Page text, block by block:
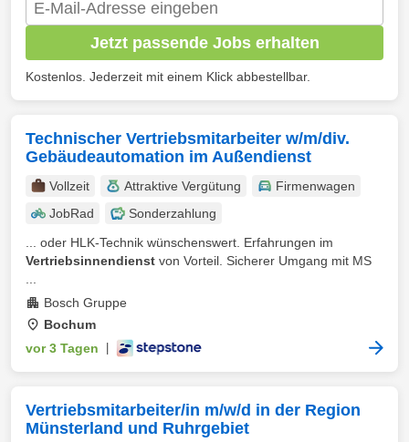
Jetzt passende Jobs erhalten
Kostenlos. Jederzeit mit einem Klick abbestellbar.
Technischer Vertriebsmitarbeiter w/m/div.
Gebäudeautomation im Außendienst
Vollzeit Attraktive Vergütung
Firmenwagen
JobRad
Sonderzahlung
... oder HLK-Technik wünschenswert. Erfahrungen im
Vertriebsinnendienst von Vorteil. Sicherer Umgang mit MS
Bosch Gruppe
Bochum
vor 3 Tagen
Vertriebsmitarbeiter/in m/w/d in der Region
Münsterland und Ruhrgebiet